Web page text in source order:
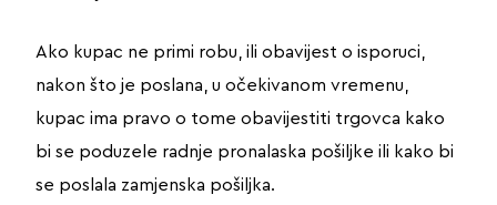
Ako kupac ne primi robu, ili obavijest o isporuci,
nakon što je poslana, u očekivanom vremenu,
kupac ima pravo o tome obavijestiti trgovca kako
bi se poduzele radnje pronalaska pošiljke ili kako bi
se poslala zamjenska pošiljka.